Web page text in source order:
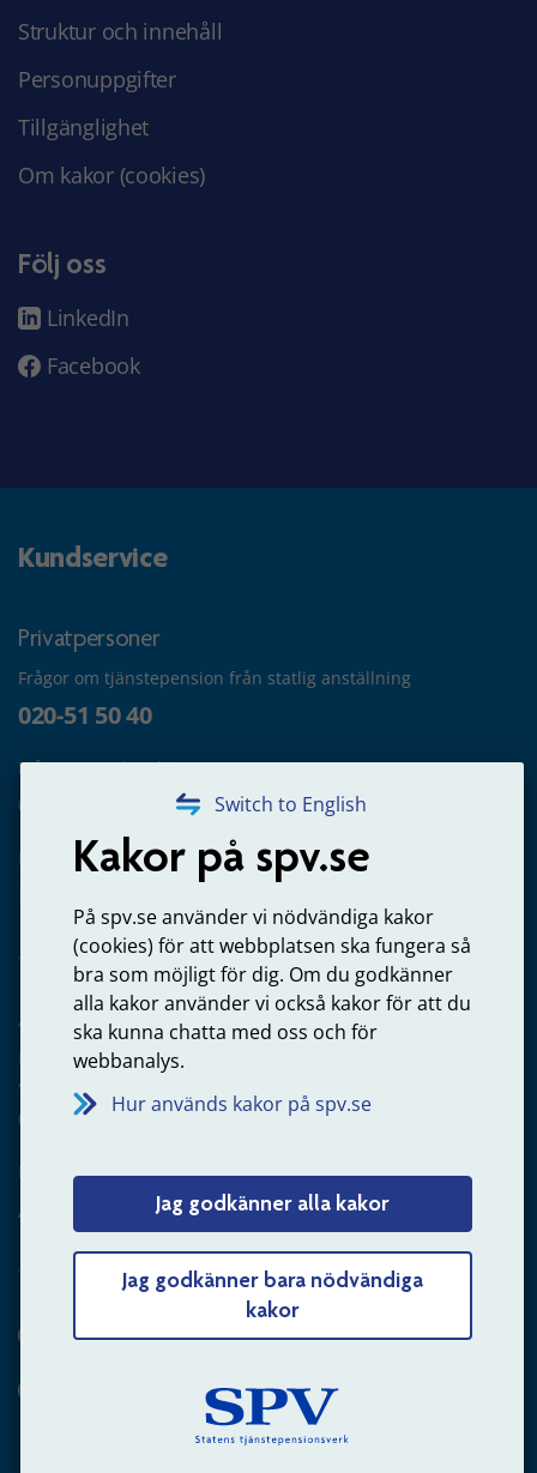
Switch to English
Kakor på spv.se
På spv.se använder vi nödvändiga kakor
(cookies) för att webbplatsen ska fungera så
bra som möjligt för dig. Om du godkänner
alla kakor använder vi också kakor för att du
ska kunna chatta med oss och för
webbanalys.
Hur används kakor på spv.se
Jag godkänner alla kakor
Jag godkänner bara nödvändiga
kakor
Struktur och innehåll
Personuppgifter
Tillgänglighet
Om kakor (cookies)
Följ oss
LinkedIn
Facebook
Kundservice
Privatpersoner
Frågor om tjänstepension från statlig anställning
020-51 50 40
Frågor om utbetalning
020-65 00 65
Kontakta oss
Arbetsgivare
Frågor om administration av tjänstepension från statlig
anställning
060-18 75 03
Kontakta oss
Arbetsgivare – skicka mejl till oss
Hitta svaret på din fråga
Andra sätt att kontakta oss